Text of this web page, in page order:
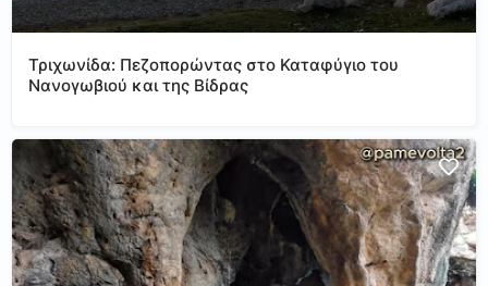
Τριχωνίδα: Πεζοπορώντας στο Καταφύγιο του
Νανογωβιού και της Βίδρας